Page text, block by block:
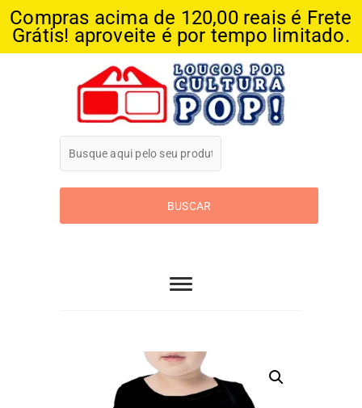
Compras acima de 120,00 reais é Frete
Grátis! aproveite é por tempo limitado.
Loucos Por
Cultura Pop